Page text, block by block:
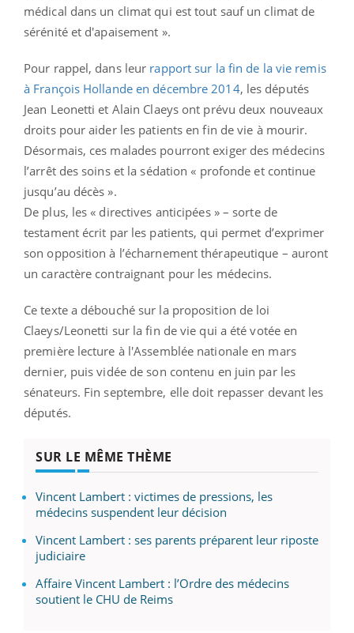
médical dans un climat qui est tout sauf un climat de
sérénité et d'apaisement ».
Pour rappel, dans leur rapport sur la fin de la vie remis
à François Hollande en décembre 2014, les députés
Jean Leonetti et Alain Claeys ont prévu deux nouveaux
droits pour aider les patients en fin de vie à mourir.
Désormais, ces malades pourront exiger des médecins
l’arrêt des soins et la sédation « profonde et continue
jusqu’au décès ».
De plus, les « directives anticipées » – sorte de
testament écrit par les patients, qui permet d’exprimer
son opposition à l’écharnement thérapeutique – auront
un caractère contraignant pour les médecins.
Ce texte a débouché sur la proposition de loi
Claeys/Leonetti sur la fin de vie qui a été votée en
première lecture à l'Assemblée nationale en mars
dernier, puis vidée de son contenu en juin par les
sénateurs. Fin septembre, elle doit repasser devant les
députés.
SUR LE MÊME THÈME
Vincent Lambert : victimes de pressions, les
médecins suspendent leur décision
Vincent Lambert : ses parents préparent leur riposte
judiciaire
Affaire Vincent Lambert : l’Ordre des médecins
soutient le CHU de Reims